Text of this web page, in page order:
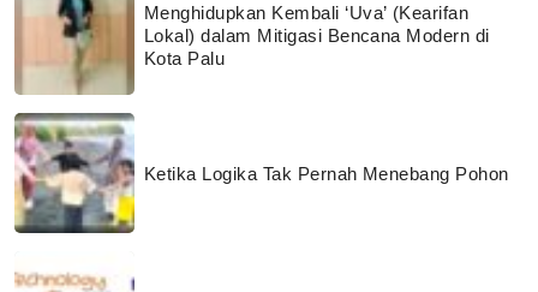
Menghidupkan Kembali ‘Uva’ (Kearifan
Lokal) dalam Mitigasi Bencana Modern di
Kota Palu
Ketika Logika Tak Pernah Menebang Pohon